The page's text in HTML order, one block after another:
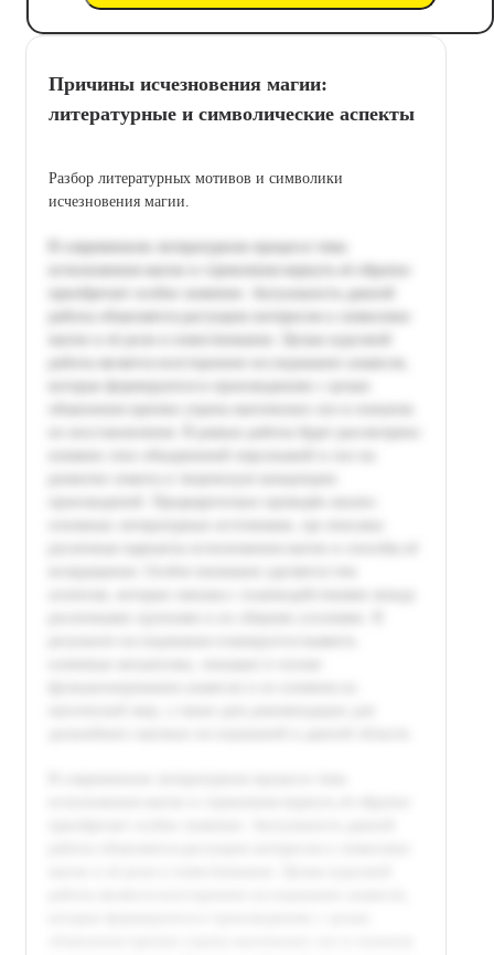
Причины исчезновения магии:
литературные и символические аспекты
Разбор литературных мотивов и символики
исчезновения магии.